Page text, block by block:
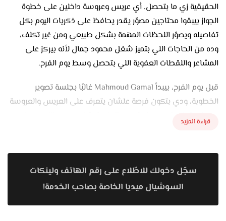
الحقيقية زي ما بتحصل. أي عريس وعروسة داخلين على خطوة
الجواز بيبقوا محتاجين مصوّر يقدر يحافظ على ذكريات اليوم بكل
تفاصيله ويصوّر اللحظات المهمة بشكل طبيعي ومن غير تكلف،
وده من الحاجات اللي بتميز شغل محمود جمال لأنه بيركز على
المشاعر واللقطات العفوية اللي بتحصل وسط يوم الفرح.
قبل يوم الفرح، بيبدأ Mahmoud Gamal غالبًا بجلسة تصوير
الخطوبة، ودي بتكون فرصة علشان يتعرف على العريس والعروسة
ويعرف شخصيتهم وطريقتهم. الجلسة بتبقى بسيطة ومريحة
اللي تبرز جمال اللقطة من غير ما تبان متصنعة. ولو الكابل حابب
يعمل بري ويدنج سيشن قبل الفرح، فهو بيشتغل عليه بطريقة
تخليهم يتعودوا على وجود الكاميرا ويكسروا رهبة يوم الفرح.
قراءة المزيد
سجّل دخولك للاطّلاع على رقم الهاتف ولينكات
السوشيال ميديا الخاصة بصاحب الخدمة!